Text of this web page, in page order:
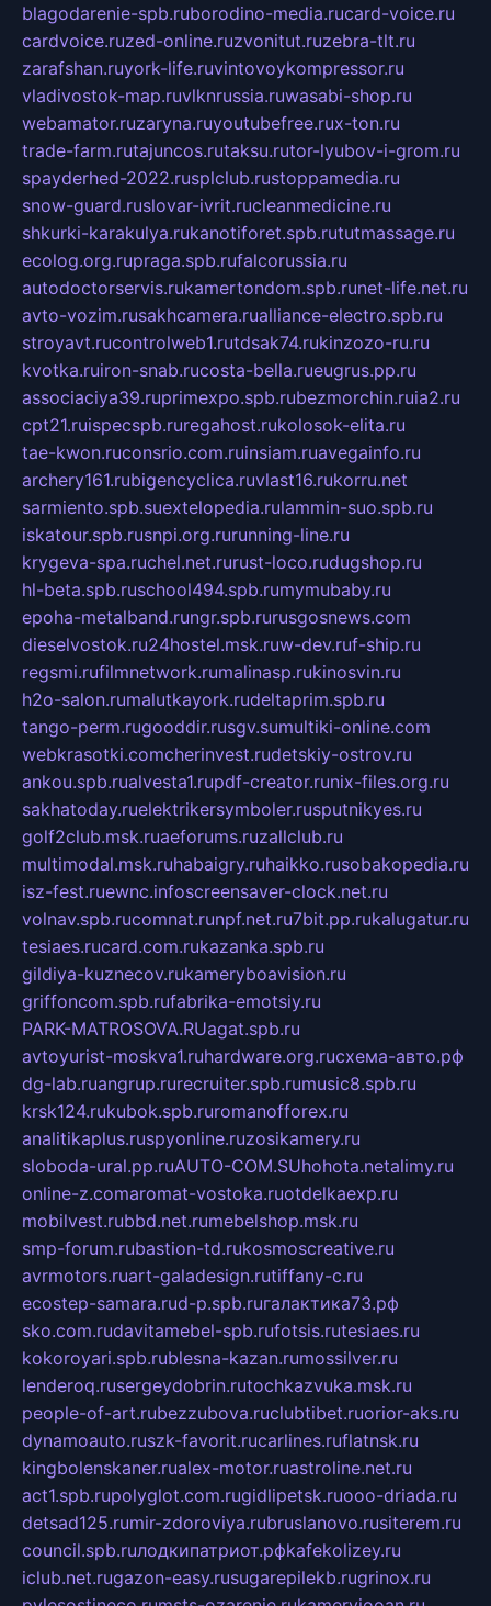
blagodarenie-spb.ruborodino-media.rucard-voice.ru
cardvoice.ruzed-online.ruzvonitut.ruzebra-tlt.ru
zarafshan.ruyork-life.ruvintovoykompressor.ru
vladivostok-map.ruvlknrussia.ruwasabi-shop.ru
webamator.ruzaryna.ruyoutubefree.rux-ton.ru
trade-farm.rutajuncos.rutaksu.rutor-lyubov-i-grom.ru
spayderhed-2022.rusplclub.rustoppamedia.ru
snow-guard.ruslovar-ivrit.rucleanmedicine.ru
shkurki-karakulya.rukanotiforet.spb.rututmassage.ru
ecolog.org.rupraga.spb.rufalcorussia.ru
autodoctorservis.rukamertondom.spb.runet-life.net.ru
avto-vozim.rusakhcamera.rualliance-electro.spb.ru
stroyavt.rucontrolweb1.rutdsak74.rukinzozo-ru.ru
kvotka.ruiron-snab.rucosta-bella.rueugrus.pp.ru
associaciya39.ruprimexpo.spb.rubezmorchin.ruia2.ru
cpt21.ruispecspb.ruregahost.rukolosok-elita.ru
tae-kwon.ruconsrio.com.ruinsiam.ruavegainfo.ru
archery161.rubigencyclica.ruvlast16.rukorru.net
sarmiento.spb.suextelopedia.rulammin-suo.spb.ru
iskatour.spb.rusnpi.org.rurunning-line.ru
krygeva-spa.ruchel.net.rurust-loco.rudugshop.ru
hl-beta.spb.ruschool494.spb.rumymubaby.ru
epoha-metalband.rungr.spb.rurusgosnews.com
dieselvostok.ru24hostel.msk.ruw-dev.ruf-ship.ru
regsmi.rufilmnetwork.rumalinasp.rukinosvin.ru
h2o-salon.rumalutkayork.rudeltaprim.spb.ru
tango-perm.rugooddir.rusgv.sumultiki-online.com
webkrasotki.comcherinvest.rudetskiy-ostrov.ru
ankou.spb.rualvesta1.rupdf-creator.runix-files.org.ru
sakhatoday.ruelektrikersymboler.rusputnikyes.ru
golf2club.msk.ruaeforums.ruzallclub.ru
multimodal.msk.ruhabaigry.ruhaikko.rusobakopedia.ru
isz-fest.ruewnc.infoscreensaver-clock.net.ru
volnav.spb.rucomnat.runpf.net.ru7bit.pp.rukalugatur.ru
tesiaes.rucard.com.rukazanka.spb.ru
gildiya-kuznecov.rukameryboavision.ru
griffoncom.spb.rufabrika-emotsiy.ru
PARK-MATROSOVA.RUagat.spb.ru
avtoyurist-moskva1.ruhardware.org.ruсхема-авто.рф
dg-lab.ruangrup.rurecruiter.spb.rumusic8.spb.ru
krsk124.rukubok.spb.ruromanofforex.ru
analitikaplus.ruspyonline.ruzosikamery.ru
sloboda-ural.pp.ruAUTO-COM.SUhohota.netalimy.ru
online-z.comaromat-vostoka.ruotdelkaexp.ru
mobilvest.rubbd.net.rumebelshop.msk.ru
smp-forum.rubastion-td.rukosmoscreative.ru
avrmotors.ruart-galadesign.rutiffany-c.ru
ecostep-samara.rud-p.spb.ruгалактика73.рф
sko.com.rudavitamebel-spb.rufotsis.rutesiaes.ru
kokoroyari.spb.rublesna-kazan.rumossilver.ru
lenderoq.rusergeydobrin.rutochkazvuka.msk.ru
people-of-art.rubezzubova.ruclubtibet.ruorior-aks.ru
dynamoauto.ruszk-favorit.rucarlines.ruflatnsk.ru
kingbolenskaner.rualex-motor.ruastroline.net.ru
act1.spb.rupolyglot.com.rugidlipetsk.ruooo-driada.ru
detsad125.rumir-zdoroviya.rubruslanovo.rusiterem.ru
council.spb.ruлодкипатриот.рфkafekolizey.ru
iclub.net.rugazon-easy.rusugarepilekb.rugrinox.ru